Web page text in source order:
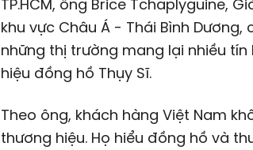
TP.HCM, ông Brice Tchaplyguine,
khu vực Châu Á - Thái Bình
những thị trường mang lại nhiều
hiệu đồng hồ Thụy Sĩ.
Theo ông, khách hàng Việt Nam
thương hiệu. Họ hiểu đồng hồ và